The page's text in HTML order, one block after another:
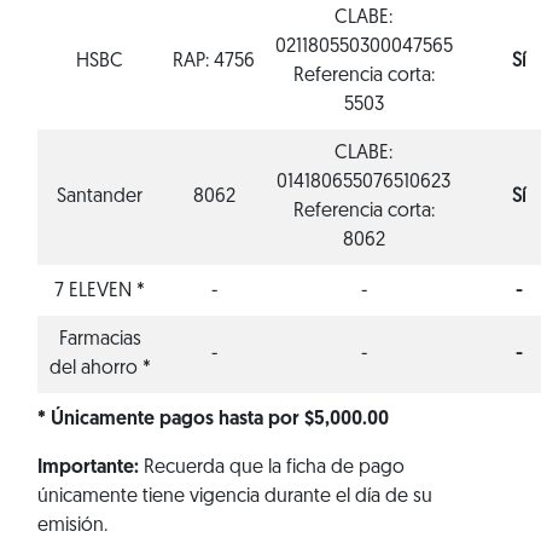
HSBC RAP: 4756
CLABE:
021180550300047565
Referencia corta:
5503
Sí
Santander 8062
CLABE:
014180655076510623
Referencia corta:
8062
Sí
7 ELEVEN * - - -
Farmacias
del ahorro *
- - -
* Únicamente pagos hasta por $5,000.00
Importante:Recuerda que la ficha de pago
únicamente tiene vigencia durante el día de su
emisión.